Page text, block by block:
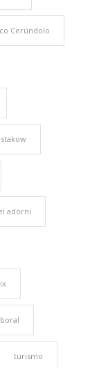
Cerúndolo
adorni
turismo